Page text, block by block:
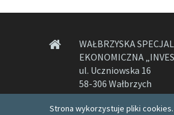
WAŁBRZYSKA
EKONOMICZNA
ul. Uczniowska 16
58-306 Wałbrzych
Strona wykorzystuje pliki